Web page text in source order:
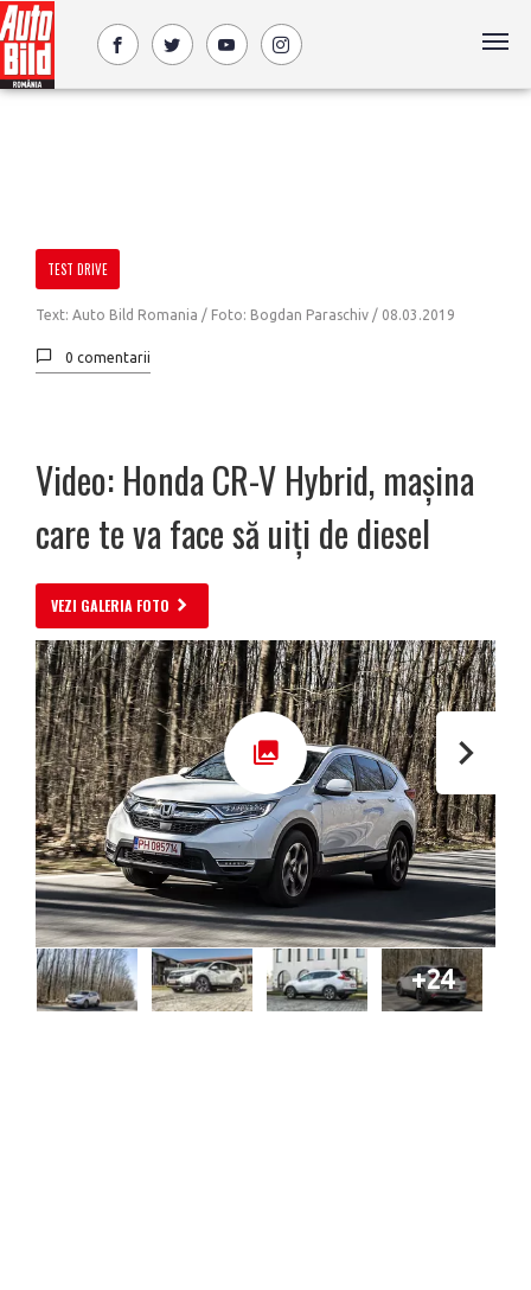
TEST DRIVE
Text: Auto Bild Romania / Foto: Bogdan Paraschiv / 08.03.2019
0 comentarii
Video: Honda CR-V Hybrid, mașina
care te va face să uiți de diesel
VEZI GALERIA FOTO
+24